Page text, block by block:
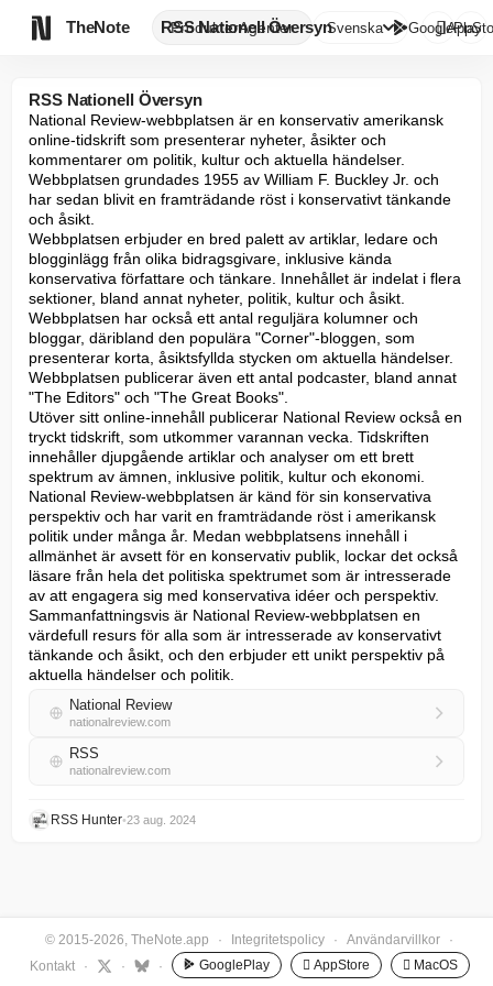
TheNote ProdukterAgenter
RSS Nationell ÖversynSvenska GooglePlay

RSS Nationell Översyn
National Review-webbplatsen är en konservativ amerikansk
online-tidskrift som presenterar nyheter, åsikter och
kommentarer om politik, kultur och aktuella händelser.
Webbplatsen grundades 1955 av William F. Buckley Jr. och
har sedan blivit en framträdande röst i konservativt tänkande
och åsikt.
Webbplatsen erbjuder en bred palett av artiklar, ledare och
blogginlägg från olika bidragsgivare, inklusive kända
konservativa författare och tänkare. Innehållet är indelat i flera
sektioner, bland annat nyheter, politik, kultur och åsikt.
Webbplatsen har också ett antal reguljära kolumner och
bloggar, däribland den populära "Corner"-bloggen, som
presenterar korta, åsiktsfyllda stycken om aktuella händelser.
Webbplatsen publicerar även ett antal podcaster, bland annat
"The Editors" och "The Great Books".
Utöver sitt online-innehåll publicerar National Review också en
tryckt tidskrift, som utkommer varannan vecka. Tidskriften
innehåller djupgående artiklar och analyser om ett brett
spektrum av ämnen, inklusive politik, kultur och ekonomi.
National Review-webbplatsen är känd för sin konservativa
perspektiv och har varit en framträdande röst i amerikansk
politik under många år. Medan webbplatsens innehåll i
allmänhet är avsett för en konservativ publik, lockar det också
läsare från hela det politiska spektrumet som är intresserade
av att engagera sig med konservativa idéer och perspektiv.
Sammanfattningsvis är National Review-webbplatsen en
värdefull resurs för alla som är intresserade av konservativt
tänkande och åsikt, och den erbjuder ett unikt perspektiv på
aktuella händelser och politik.
National Review
nationalreview.com
RSS
nationalreview.com
RSS Hunter•23 aug. 2024
© 2015-2026, TheNote.app · Integritetspolicy · Användarvillkor
·
Kontakt
· · · GooglePlay  AppStore  MacOS